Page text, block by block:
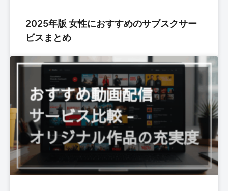
2025年版 女性におすすめのサブスクサー
ビスまとめ